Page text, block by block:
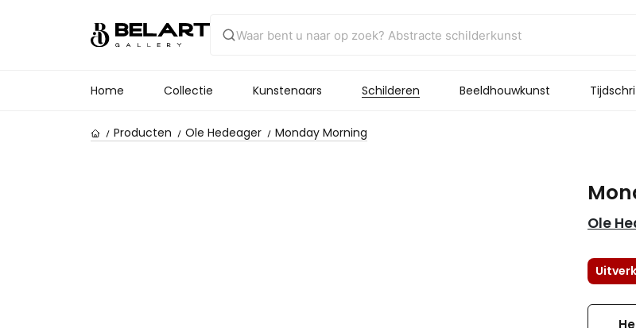
Home Collectie Kunstenaars Schilderen Beeldhouwkunst
Producten Ole Hedeager Monday Morning
Ole